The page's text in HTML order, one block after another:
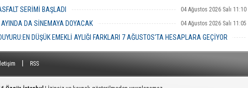
SERİMİ BAŞLADI 04 Ağustos 2026 Salı 11:10
DA SİNEMAYA DOYACAK 04 Ağustos 2026 Salı 11:05
DÜŞÜK EMEKLİ AYLIĞI FARKLARI 7 AĞUSTOS'TA HESAPLARA GEÇİYOR
RSS